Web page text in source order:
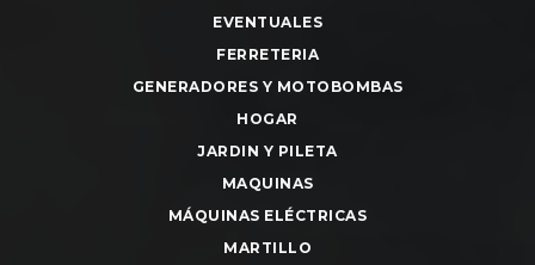
EVENTUALES
FERRETERIA
GENERADORES Y MOTOBOMBAS
HOGAR
JARDIN Y PILETA
MAQUINAS
MÁQUINAS ELÉCTRICAS
MARTILLO